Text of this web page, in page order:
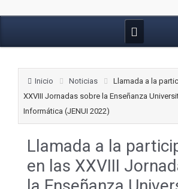
Inicio Noticias
Llamada a la
XXVIII Jornadas sobre la Enseñanza
Informática (JENUI 2022)
Llamada a la
en las XXVIII